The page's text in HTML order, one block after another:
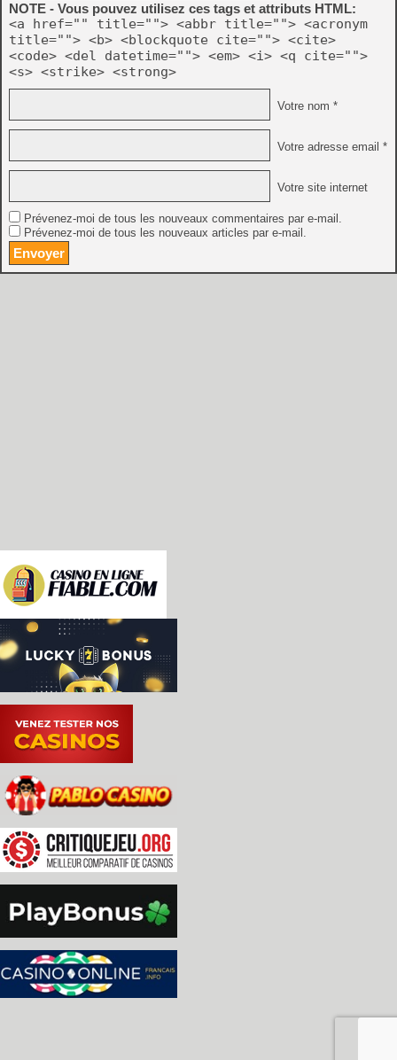
NOTE - Vous pouvez utilisez ces tags et attributs HTML:
<a href="" title=""> <abbr title=""> <acronym
title=""> <b> <blockquote cite=""> <cite>
<code> <del datetime=""> <em> <i> <q cite="">
<s> <strike> <strong>
Votre nom *
Votre adresse email *
Votre site internet
Prévenez-moi de tous les nouveaux commentaires par e-mail.
Prévenez-moi de tous les nouveaux articles par e-mail.